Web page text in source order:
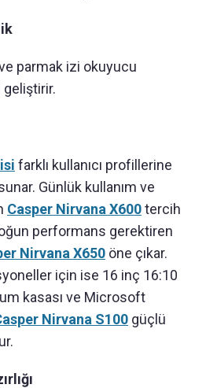
parmak izi okuyucu
geliştirir.
farklı kullanıcı profillerine
Günlük kullanım ve
Casper Nirvana X600tercih
performans gerektiren
Nirvana X650 öne çıkar.
için ise 16 inç 16:10
kasası ve Microsoft
Nirvana S100 güçlü